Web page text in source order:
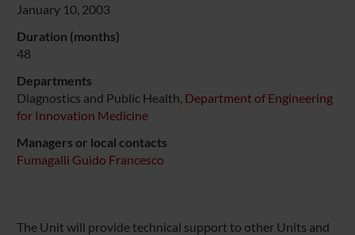
January 10, 2003
Duration (months)
48
Departments
Diagnostics and Public Health, Department of Engineering
for Innovation Medicine
Managers or local contacts
Fumagalli Guido Francesco
The Unit will provide technical support to other Units and